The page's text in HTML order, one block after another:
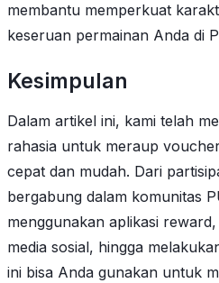
membantu memperkuat
keseruan permainan Anda di
Kesimpulan
Dalam artikel ini, kami telah
rahasia untuk meraup
cepat dan mudah. Dari
bergabung dalam komunitas
menggunakan aplikasi
media sosial, hingga
ini bisa Anda gunakan untuk